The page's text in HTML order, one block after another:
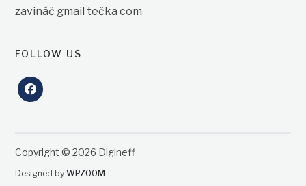
zavináč gmail tečka com
FOLLOW US
facebook
Copyright © 2026 Digineff
Designed byWPZOOM